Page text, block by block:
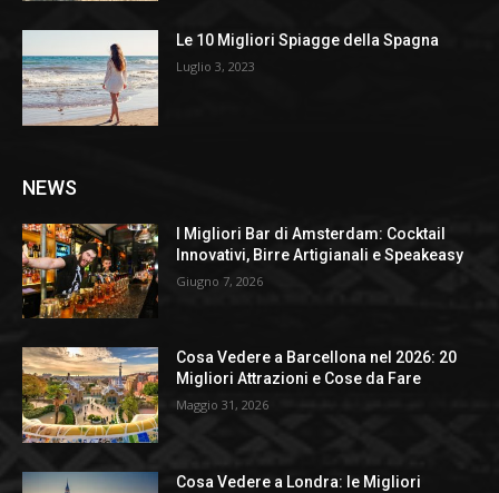
Le 10 Migliori Spiagge della Spagna
Luglio 3, 2023
NEWS
I Migliori Bar di Amsterdam: Cocktail
Innovativi, Birre Artigianali e Speakeasy
Giugno 7, 2026
Cosa Vedere a Barcellona nel 2026: 20
Migliori Attrazioni e Cose da Fare
Maggio 31, 2026
Cosa Vedere a Londra: le Migliori